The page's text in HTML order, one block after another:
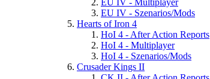
EU IV - Szenarios/Mods
Hearts of Iron 4
HoI 4 - After Action Reports
HoI 4 - Multiplayer
HoI 4 - Szenarios/Mods
Crusader Kings II